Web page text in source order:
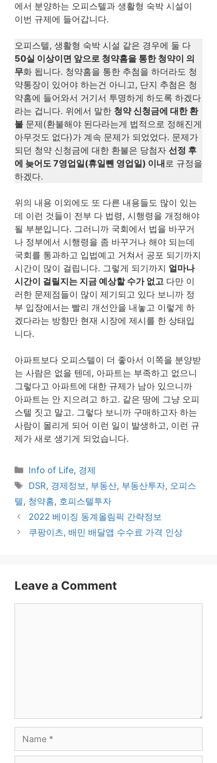
에서 분양하는 오피스텔과 생활형 숙박 시설이
이번 규제에 들어갑니다.
오피스텔, 생활형 숙박 시설 같은 경우에 둘 다
50실 이상이면 앞으로 청약홈을 통한 청약이 의
무화 됩니다. 청약홈을 통한 추첨을 하더라도 청
약통장이 있어야 하는건 아니고, 단지 추첨은 청
약홈에 들어와서 거기서 투명하게 하도록 하겠다
라는 겁니다. 위에서 말한 청약 신청금에 대한 환
불 문제(환불해야 된다라는게 법적으로 정해진게
아무것도 없다)가 계속 문제가 되었었다. 문제가
되던 청약 신청금에 대한 환불은 당첨자 선정 후
에 늦어도 7영업일(휴일뺀 영업일) 이내 로 규정을
하겠다.
위의 내용 이외에도 또 다른 내용들도 많이 있는
데 이런 것들이 전부 다 법령, 시행령을 개정해야
될 부분입니다. 그러니까 국회에서 법을 바꾸거
나 정부에서 시행령을 좀 바꾸거나 해야 되는데
국회를 통과하고 입법예고 거쳐서 공포 되기까지
시간이 많이 걸립니다. 그렇게 되기까지 얼마나
시간이 걸릴지는 지금 예상할 수가 없고 다만 이
러한 문제점들이 많이 제기되고 있다 보니까 정
부 입장에서는 빨리 개선안을 내놓고 이렇게 하
겠다라는 방향만 현재 시장에 제시를 한 상태입
니다.
아파트보다 오피스텔이 더 좋아서 이쪽을 분양받
는 사람은 없을 텐데, 아파트는 부족하고 없으니
그렇다고 아파트에 대한 규제가 남아 있으니까
아파트는 안 지으려고 하고. 같은 땅에 그냥 오피
스텔 짓고 말고. 그렇다 보니까 구매하고자 하는
사람이 몰리게 되어 이런 일이 발생하고, 이런 규
제가 새로 생기게 되었습니다.
Categories
Info of Life, 경제
Tags
DSR, 경제정보 , 부동산, 부동산투자, 오피스
텔, 청약홈, 호피스텔투자
Post
navigation
2022 베이징 동계올림픽 간략정보
쿠팡이츠, 배민 배달앱 수수료 가격 인상
Leave a Comment